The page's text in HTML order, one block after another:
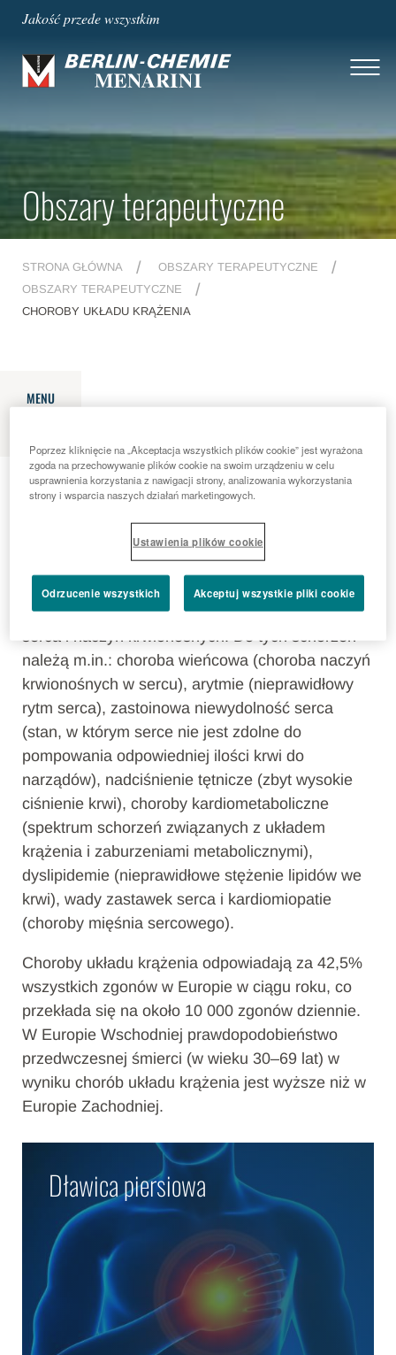
Jakość przede wszystkim
Obszary terapeutyczne
STRONA GŁÓWNA
OBSZARY TERAPEUTYCZNE
OBSZARY TERAPEUTYCZNE
CHOROBY UKŁADU KRĄŻENIA
MENU
Choroby układu krążenia
Kardiologia to dział medycyny zajmujący się
diagnostyką i leczeniem chorób sercowo-
naczyniowych (układu krążenia), czyli chorób
serca i naczyń krwionośnych. Do tych schorzeń
należą m.in.: choroba wieńcowa (choroba naczyń
krwionośnych w sercu), arytmie (nieprawidłowy
rytm serca), zastoinowa niewydolność serca
(stan, w którym serce nie jest zdolne do
pompowania odpowiedniej ilości krwi do
narządów), nadciśnienie tętnicze (zbyt wysokie
ciśnienie krwi), choroby kardiometaboliczne
(spektrum schorzeń związanych z układem
krążenia i zaburzeniami metabolicznymi),
dyslipidemie (nieprawidłowe stężenie lipidów we
krwi), wady zastawek serca i kardiomiopatie
(choroby mięśnia sercowego).
Choroby układu krążenia odpowiadają za 42,5%
wszystkich zgonów w Europie w ciągu roku, co
przekłada się na około 10 000 zgonów dziennie.
W Europie Wschodniej prawdopodobieństwo
przedwczesnej śmierci (w wieku 30–69 lat) w
wyniku chorób układu krążenia jest wyższe niż w
Europie Zachodniej.
Dławica piersiowa
Poprzez kliknięcie na „Akceptacja wszystkich plików cookie” jest wyrażona
zgoda na przechowywanie plików cookie na swoim urządzeniu w celu
usprawnienia korzystania z nawigacji strony, analizowania wykorzystania
strony i wsparcia naszych działań marketingowych.
Ustawienia plików cookie
Odrzucenie wszystkich Akceptuj wszystkie pliki cookie